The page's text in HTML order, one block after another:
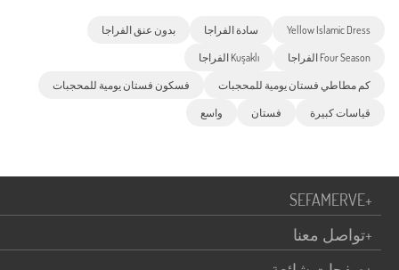
Yellow Islamic Dress سادة الفراجا بدون عنق الفراجا
Four Season الفراجا Kuşaklı الفراجا
كم مطاطي فستان يومية للمحجبات فسكون فستان يومية للمحجبات
قياسات كبيرة فستان واسع
SEFAMERVE+
تواصل معنا+